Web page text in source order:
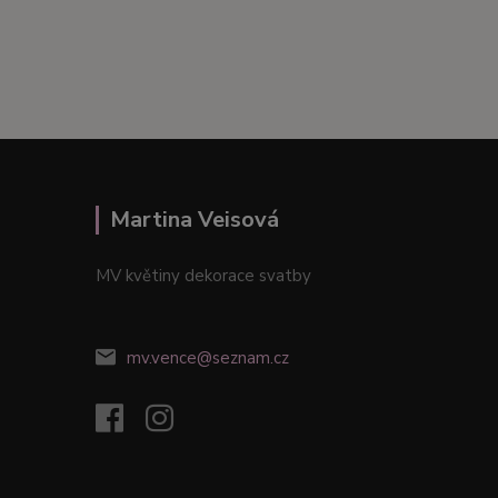
Martina Veisová
MV květiny dekorace svatby
mv.vence@seznam.cz